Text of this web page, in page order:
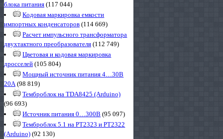
блока питания (117 044)
Кодовая маркировка емкости
импортных конденсаторов (114 669)
Расчет импульсного трансформатора
двухтактного преобразователя (112 749)
Цветовая и кодовая маркировка
дросселей (105 804)
Мощный источник питания 4…30В
20А(98 819)
Темброблок на TDA8425 (Arduino)
(96 693)
Источник питания 0…300В (95 097)
Темброблок 5.1 на PT2323 и PT2322
(Arduino) (92 130)